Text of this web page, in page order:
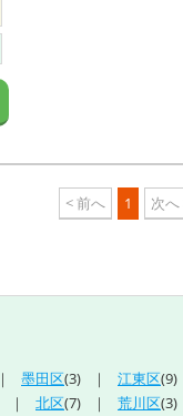
< 前へ 1 次へ
墨田区(3) 江東区(9)
北区(7) 荒川区(3)